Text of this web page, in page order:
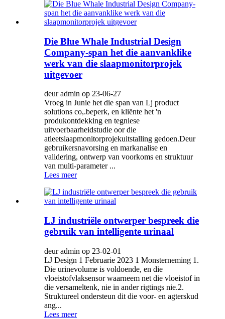
Die Blue Whale Industrial Design
Company-span het die aanvanklike
werk van die slaapmonitorprojek
uitgevoer
deur admin op 23-06-27
Vroeg in Junie het die span van Lj product
solutions co,.beperk, en kliënte het 'n
produkontdekking en tegniese
uitvoerbaarheidstudie oor die
atleetslaapmonitorprojekuitstalling gedoen.Deur
gebruikersnavorsing en markanalise en
validering, ontwerp van voorkoms en struktuur
van multi-parameter ...
Lees meer
LJ industriële ontwerper bespreek die
gebruik van intelligente urinaal
deur admin op 23-02-01
LJ Design 1 Februarie 2023 1 Monsterneming 1.
Die urinevolume is voldoende, en die
vloeistofvlaksensor waarneem net die vloeistof in
die versameltenk, nie in ander rigtings nie.2.
Struktureel ondersteun dit die voor- en agterskud
ang...
Lees meer